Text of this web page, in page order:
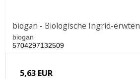
biogan - Biologische Ingrid-erwten
biogan
5704297132509
5,63 EUR